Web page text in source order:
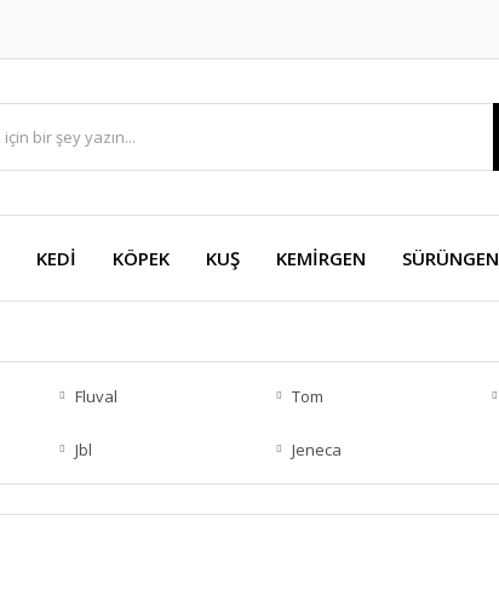
KEDİ KÖPEK KUŞ KEMİRGEN SÜRÜNGEN
Fluval Tom
Jbl Jeneca